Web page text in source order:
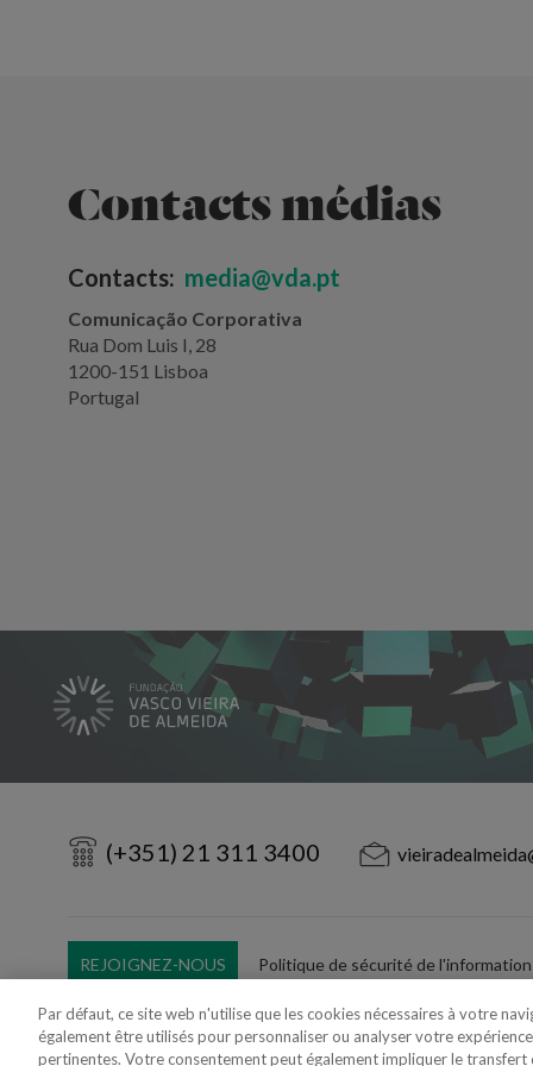
Contacts médias
Contacts: media@vda.pt
Comunicação Corporativa
Rua Dom Luis I, 28
1200-151 Lisboa
Portugal
(+351) 21 311 3400
REJOIGNEZ-NOUS Politique de sécurité de l'information
Utilisation Frauduleuse du Nom/Brand
Par défaut, ce site web n'utilise que les cookies nécessaires à votre
également être utilisés pour personnaliser ou analyser votre
pertinentes. Votre consentement peut également impliquer le transfert